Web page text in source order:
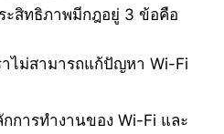
สิทธิภาพมีกฎอยู่ 3 ข้อคือ
าไม่สามารถแก้ปัญหา Wi-Fi
การทำงานของ Wi-Fi และ